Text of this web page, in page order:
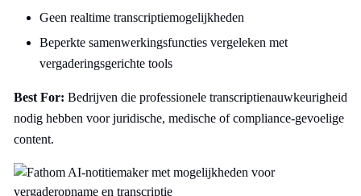
Geen realtime transcriptiemogelijkheden
Beperkte samenwerkingsfuncties vergeleken met
vergaderingsgerichte tools
Best For: Bedrijven die professionele transcriptienauwkeurigheid
nodig hebben voor juridische, medische of compliance-gevoelige
content.